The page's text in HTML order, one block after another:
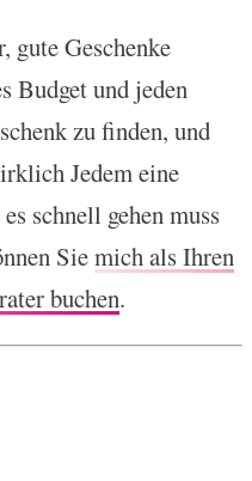
gute Geschenke
Budget und jeden
zu finden, und
Jedem eine
schnell gehen muss
Siemich als Ihren
buchen.